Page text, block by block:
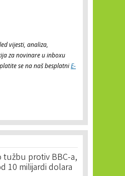
vijesti, analiza,
za novinare u inboxu
se na naš besplatniE-
protiv BBC-a,
10 milijardi dolara